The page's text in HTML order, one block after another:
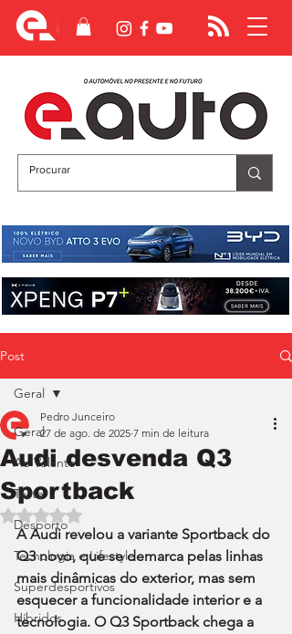
Post
Geral
Ao Volante
Teste
Desporto
Tecnologia e Lifestyle
Superdesportivos
Híbridos
Geral
Audi desvenda Q3
Sportback
Pedro Junceiro
27 de ago. de 2025 7 min de leitura
Avaliado com NaN de 5 estrelas.
A Audi revelou a variante Sportback do
Q3 novo, que se demarca pelas linhas
mais dinâmicas do exterior, mas sem
esquecer a funcionalidade interior e a
tecnologia. O Q3 Sportback chega a